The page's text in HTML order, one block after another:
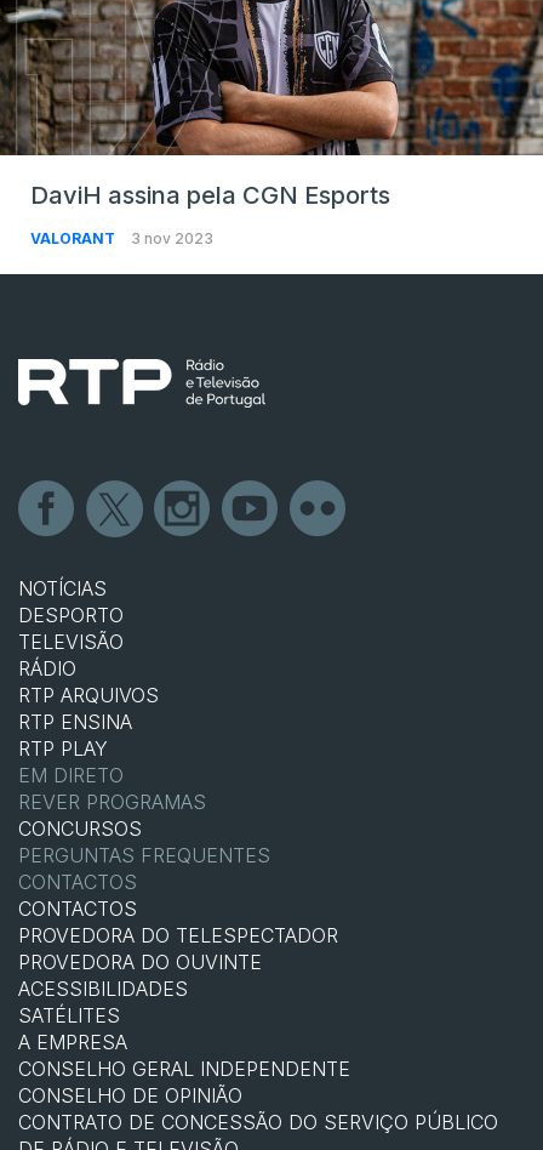
DaviH assina pela CGN Esports
VALORANT 3 nov 2023
NOTÍCIAS
DESPORTO
TELEVISÃO
RÁDIO
RTP ARQUIVOS
RTP ENSINA
RTP PLAY
EM DIRETO
REVER PROGRAMAS
CONCURSOS
PERGUNTAS FREQUENTES
CONTACTOS
CONTACTOS
PROVEDORA DO TELESPECTADOR
PROVEDORA DO OUVINTE
ACESSIBILIDADES
SATÉLITES
A EMPRESA
CONSELHO GERAL INDEPENDENTE
CONSELHO DE OPINIÃO
CONTRATO DE CONCESSÃO DO SERVIÇO PÚBLICO